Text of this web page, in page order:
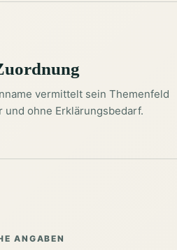
vermittelt sein Themenfeld
und ohne Erklärungsbedarf.
ANGABEN